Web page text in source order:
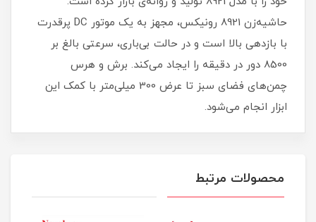
حاشیه‌زن 8921 رونیکس، مجهز به یک موتور DC پرقدرت
با بازدهی بالا است و در حالت بی‌باری، سرعتی بالغ بر
8500 دور در دقیقه را ایجاد می‌کند. برش و هرس
چمن‌های فضای سبز تا عرض 300 میلی‌‌متر با کمک این
ابزار انجام می‌شود.
محصولات مرتبط